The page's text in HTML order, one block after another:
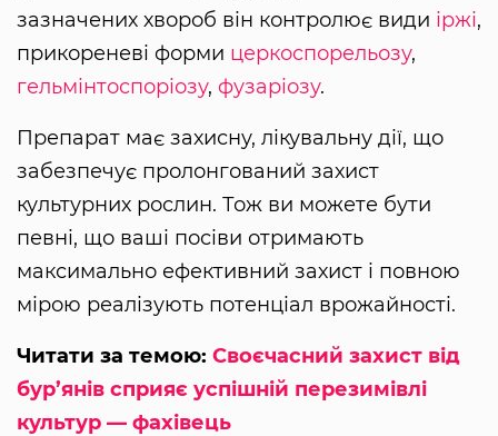
зазначених хвороб він контролює види іржі,
прикореневі форми церкоспорельозу,
гельмінтоспоріозу, фузаріозу.
Препарат має захисну, лікувальну дії, що
забезпечує пролонгований захист
культурних рослин. Тож ви можете бути
певні, що ваші посіви отримають
максимально ефективний захист і повною
мірою реалізують потенціал врожайності.
Читати за темою: Своєчасний захист від
бур’янів сприяє успішній перезимівлі
культур — фахівець